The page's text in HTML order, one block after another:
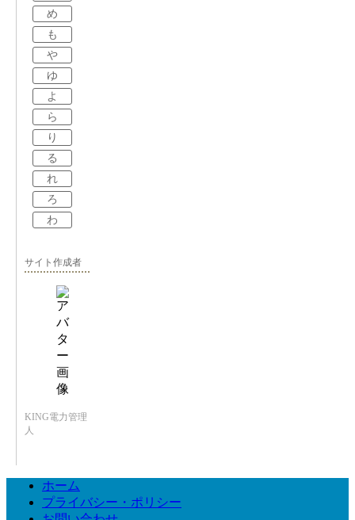
め
も
や
ゆ
よ
ら
り
る
れ
ろ
わ
サイト作成者
KING電力管理
人
ホーム
プライバシー・ポリシー